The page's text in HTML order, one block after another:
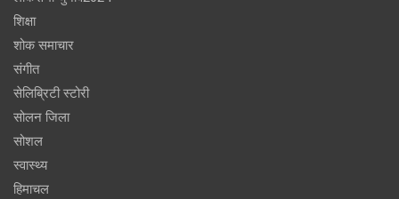
शिक्षा
शोक समाचार
संगीत
सेलिब्रिटी स्टोरी
सोलन जिला
सोशल
स्वास्थ्य
हिमाचल